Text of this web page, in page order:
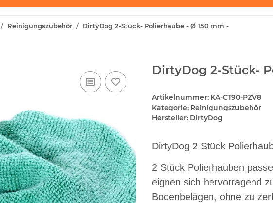
Reinigungszubehör DirtyDog 2-Stück- Polierhaube - Ø 150 mm -
DirtyDog 2-Stück-
Artikelnummer: KA-CT90-PZV8
Kategorie: Reinigungszubehör
Hersteller: DirtyDog
DirtyDog 2 Stück
2 Stück Polierhauben
eignen sich hervorragend
Bodenbelägen, ohne zu